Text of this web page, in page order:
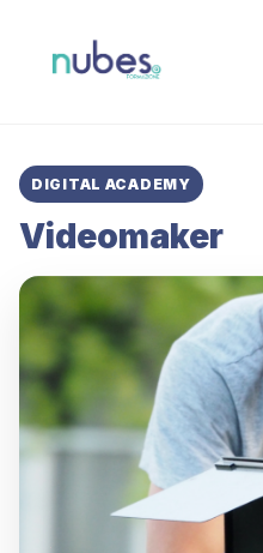
DIGITAL ACADEMY
Videomaker